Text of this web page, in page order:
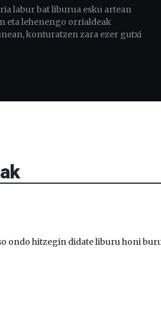
labur bat liburua esku artean
eta lehenengo orrialdeak
konturatzen zara ezer gutxi
ondo hitzegin didate liburu honi